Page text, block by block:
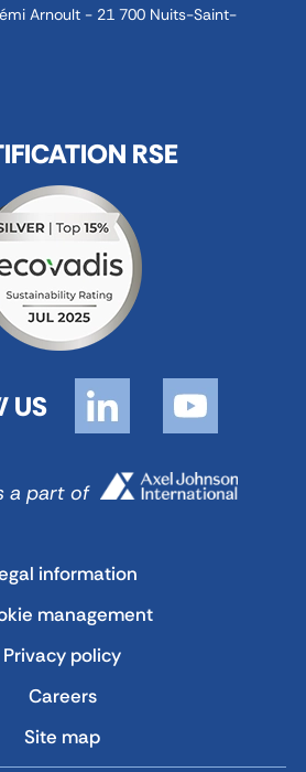
Arnoult - 21 700 Nuits-Saint-
RSE
US
a part of
information
management
Privacy policy
Careers
Site map